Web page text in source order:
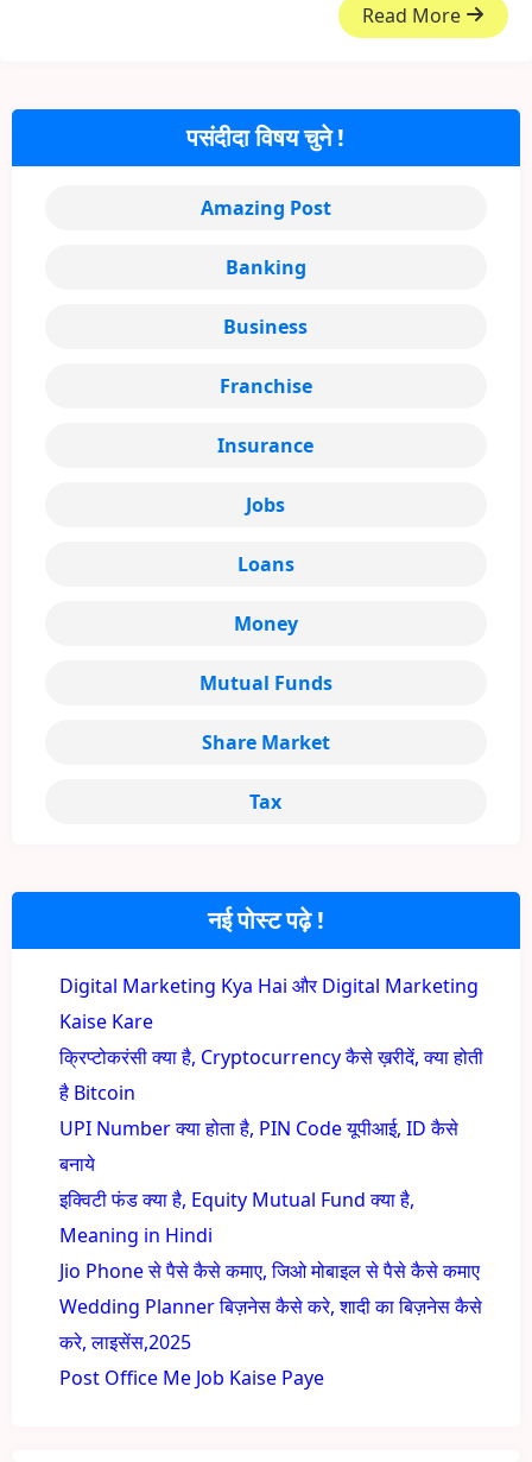
Read More
नई पोस्ट पढ़े !
Digital Marketing Kya Hai और Digital Marketing
Kaise Kare
क्रिप्टोकरंसी क्या है, Cryptocurrency कैसे ख़रीदें, क्या होती
है Bitcoin
UPI Number क्या होता है, PIN Code यूपीआई, ID कैसे
बनाये
इक्विटी फंड क्या है, Equity Mutual Fund क्या है,
Meaning in Hindi
Jio Phone से पैसे कैसे कमाए, जिओ मोबाइल से पैसे कैसे कमाए
Wedding Planner बिज़नेस कैसे करे, शादी का बिज़नेस कैसे
करे, लाइसेंस,2025
Post Office Me Job Kaise Paye
पसंदीदा विषय चुने !
Amazing Post
Banking
Business
Franchise
Insurance
Jobs
Loans
Money
Mutual Funds
Share Market
Tax